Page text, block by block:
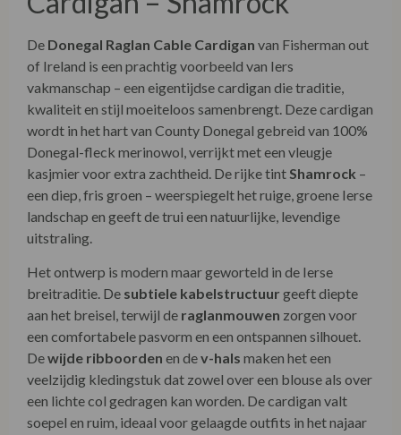
De Donegal Raglan Cable Cardigan van Fisherman out
of Ireland is een prachtig voorbeeld van Iers
vakmanschap – een eigentijdse cardigan die traditie,
kwaliteit en stijl moeiteloos samenbrengt. Deze cardigan
wordt in het hart van County Donegal gebreid van 100%
Donegal-fleck merinowol, verrijkt met een vleugje
kasjmier voor extra zachtheid. De rijke tint Shamrock –
een diep, fris groen – weerspiegelt het ruige, groene Ierse
landschap en geeft de trui een natuurlijke, levendige
uitstraling.
Het ontwerp is modern maar geworteld in de Ierse
breitraditie. De subtiele kabelstructuur geeft diepte
aan het breisel, terwijl de raglanmouwen zorgen voor
een comfortabele pasvorm en een ontspannen silhouet.
Dewijde ribboorden en dev-hals maken het een
veelzijdig kledingstuk dat zowel over een blouse als over
een lichte col gedragen kan worden. De cardigan valt
soepel en ruim, ideaal voor gelaagde outfits in het najaar